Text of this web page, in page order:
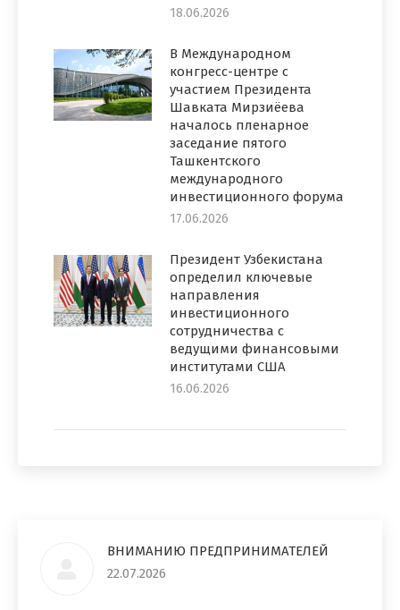
18.06.2026
В Международном
конгресс-центре с
участием Президента
Шавката Мирзиёева
началось пленарное
заседание пятого
Ташкентского
международного
инвестиционного форума
17.06.2026
Президент Узбекистана
определил ключевые
направления
инвестиционного
сотрудничества с
ведущими финансовыми
институтами США
16.06.2026
ВНИМАНИЮ ПРЕДПРИНИМАТЕЛЕЙ
22.07.2026